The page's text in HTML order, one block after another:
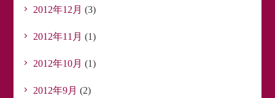
2012年12月 (3)
2012年11月 (1)
2012年10月 (1)
2012年9月 (2)